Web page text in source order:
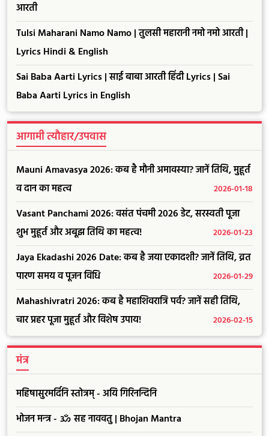
आरती
Tulsi Maharani Namo Namo | तुलसी महारानी नमो नमो आरती |
Lyrics Hindi & English
Sai Baba Aarti Lyrics | साई बाबा आरती हिंदी Lyrics | Sai
Baba Aarti Lyrics in English
आगामी त्यौहार/उपवास
Mauni Amavasya 2026: कब है मौनी अमावस्या? जानें तिथि, मुहूर्त
व दान का महत्व
2026-01-18
Vasant Panchami 2026: वसंत पंचमी 2026 डेट, सरस्वती पूजा
शुभ मुहूर्त और अबूझ तिथि का महत्व!
2026-01-23
Jaya Ekadashi 2026 Date: कब है जया एकादशी? जानें तिथि, व्रत
पारण समय व पूजन विधि
2026-01-29
Mahashivratri 2026: कब है महाशिवरात्रि पर्व? जानें सही तिथि,
चार प्रहर पूजा मुहूर्त और विशेष उपाय!
2026-02-15
मंत्र
महिषासुरमर्दिनि स्तोत्रम् - अयि गिरिनन्दिनि
भोजन मन्त्र - ॐ सह नाववतु | Bhojan Mantra